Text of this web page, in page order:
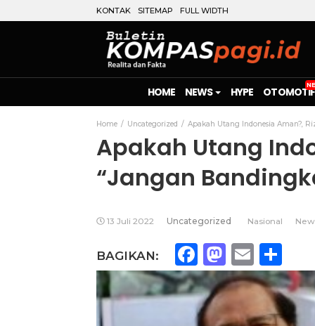
KONTAK SITEMAP FULL WIDTH
HOME NEWS HYPE OTOMOTIF
Home Uncategorized Apakah Utang Indonesia Aman?,
Apakah Utang
“Jangan
13 Juli 2022 Uncategorized Nasional
BAGIKAN: Facebook
Email